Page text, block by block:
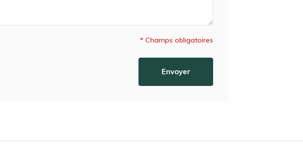
* Champs obligatoires
Envoyer